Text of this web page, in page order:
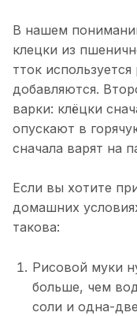
В нашем
клецки из
тток
добавляются.
варки: клёцки
опускают в
сначала варят на
Если вы хотите
домашних
такова:
Рисовой муки
больше, чем
соли и одна-